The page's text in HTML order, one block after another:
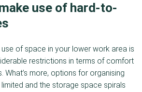
use of hard-to-
of space in your lower work area is
restrictions in terms of comfort
What’s more, options for organising
and the storage space spirals